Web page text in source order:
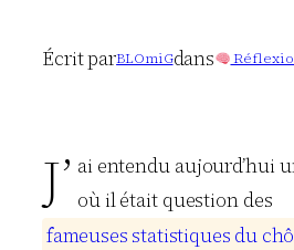
Écrit parBLOmiGdans
J’ ai entendu aujourd’hui
où il était question des
fameuses statistiques du chô